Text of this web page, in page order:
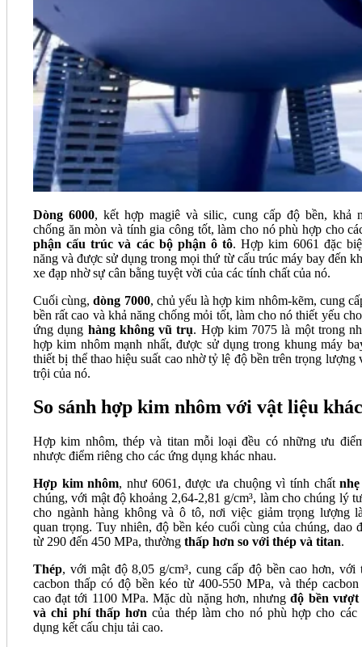
Dòng 6000, kết hợp magiê và silic, cung cấp độ bền, khả
chống ăn mòn và tính gia công tốt, làm cho nó phù hợp cho
phận cấu trúc và các bộ phận ô tô. Hợp kim 6061 đặc
năng và được sử dụng trong mọi thứ từ cấu trúc máy bay đến
xe đạp nhờ sự cân bằng tuyệt vời của các tính chất của nó.
Cuối cùng,dòng 7000, chủ yếu là hợp kim nhôm-kẽm, cung
bền rất cao và khả năng chống mỏi tốt, làm cho nó thiết yếu
ứng dụng hàng không vũ trụ. Hợp kim 7075 là một trong
hợp kim nhôm mạnh nhất, được sử dụng trong khung máy
thiết bị thể thao hiệu suất cao nhờ tỷ lệ độ bền trên trọng lượng
trội của nó.
So sánh hợp kim nhôm với vật liệu khác
Hợp kim nhôm, thép và titan mỗi loại đều có những ưu
nhược điểm riêng cho các ứng dụng khác nhau.
Hợp kim nhôm, như 6061, được ưa chuộng vì tính chấtnhẹ
chúng, với mật độ khoảng 2,64-2,81 g/cm³, làm cho chúng lý
cho ngành hàng không và ô tô, nơi việc giảm trọng lượng
quan trọng. Tuy nhiên, độ bền kéo cuối cùng của chúng, dao
từ 290 đến 450 MPa, thường thấp hơn so với thép và titan.
Thép, với mật độ 8,05 g/cm³, cung cấp độ bền cao hơn, với
cacbon thấp có độ bền kéo từ 400-550 MPa, và thép
cao đạt tới 1100 MPa. Mặc dù nặng hơn, nhưngđộ bền
và chi phí thấp hơn của thép làm cho nó phù hợp cho các
dụng kết cấu chịu tải cao.